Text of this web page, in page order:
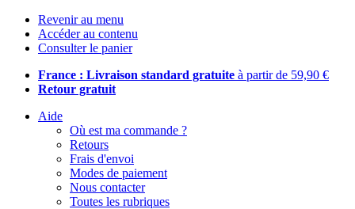
Revenir au menu
Accéder au contenu
Consulter le panier
France : Livraison standard gratuite à partir de 59,90 €
Retour gratuit
Aide
Où est ma commande ?
Retours
Frais d'envoi
Modes de paiement
Nous contacter
Toutes les rubriques